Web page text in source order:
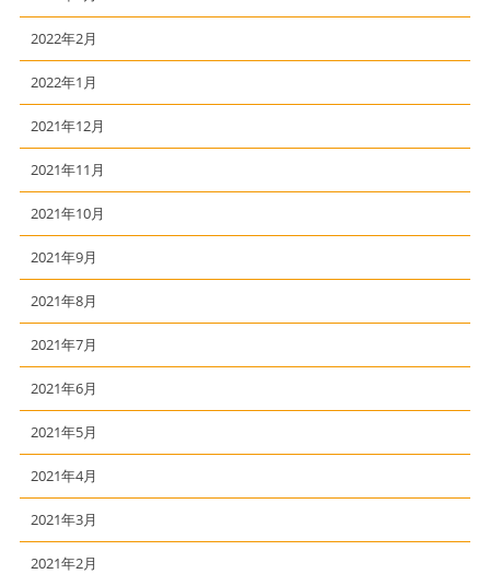
2022年2月
2022年1月
2021年12月
2021年11月
2021年10月
2021年9月
2021年8月
2021年7月
2021年6月
2021年5月
2021年4月
2021年3月
2021年2月